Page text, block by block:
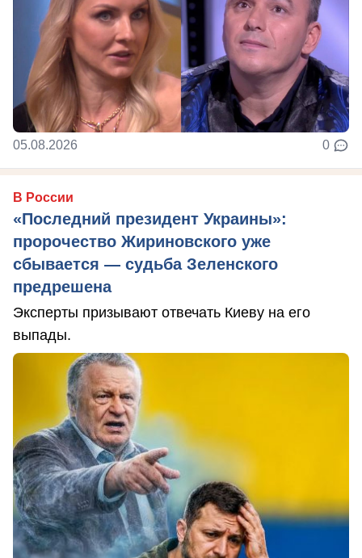
05.08.2026 0
В России
«Последний президент Украины»:
пророчество Жириновского уже
сбывается — судьба Зеленского
предрешена
Эксперты призывают отвечать Киеву на его
выпады.